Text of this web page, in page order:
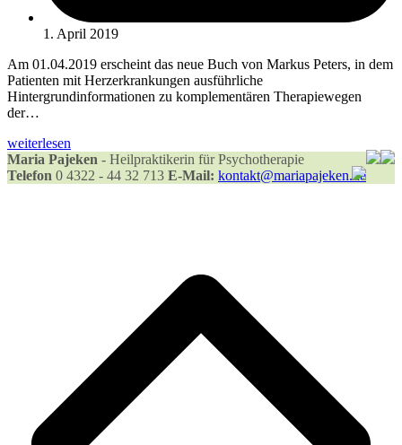
1. April 2019
Am 01.04.2019 erscheint das neue Buch von Markus Peters, in dem
Patienten mit Herzerkrankungen ausführliche
Hintergrundinformationen zu komplementären Therapiewegen
der…
weiterlesen
Maria Pajeken - Heilpraktikerin für Psychotherapie
Telefon 0 4322 - 44 32 713 E-Mail: kontakt@mariapajeken.de